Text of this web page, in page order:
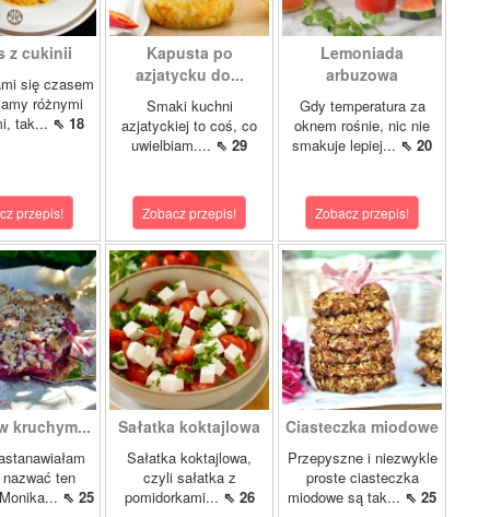
z cukinii
się czasem
różnymi
tak... ⇖ 18
przepis!
Kapusta po
azjatycku do...
Smaki kuchni
azjatyckiej to coś, co
uwielbiam.... ⇖ 29
Zobacz przepis!
Lemoniada
arbuzowa
Gdy temperatura za
oknem rośnie, nic nie
smakuje lepiej... ⇖ 20
Zobacz przepis!
kruchym...
ten
⇖ 25
Sałatka koktajlowa
Sałatka koktajlowa,
czyli sałatka z
pomidorkami... ⇖ 26
Ciasteczka miodowe
Przepyszne i niezwykle
proste ciasteczka
miodowe są tak... ⇖ 25